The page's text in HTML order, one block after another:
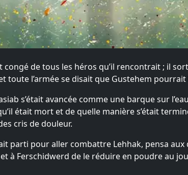
de tous les héros qu’il rencontrait ; il
toute l’armée se disait que Gustehem
s’était avancée comme une barque sur
était mort et de quelle manière s’était
cris de douleur.
parti pour aller combattre Lehhak, pensa
à Ferschidwerd de le réduire en poudre au